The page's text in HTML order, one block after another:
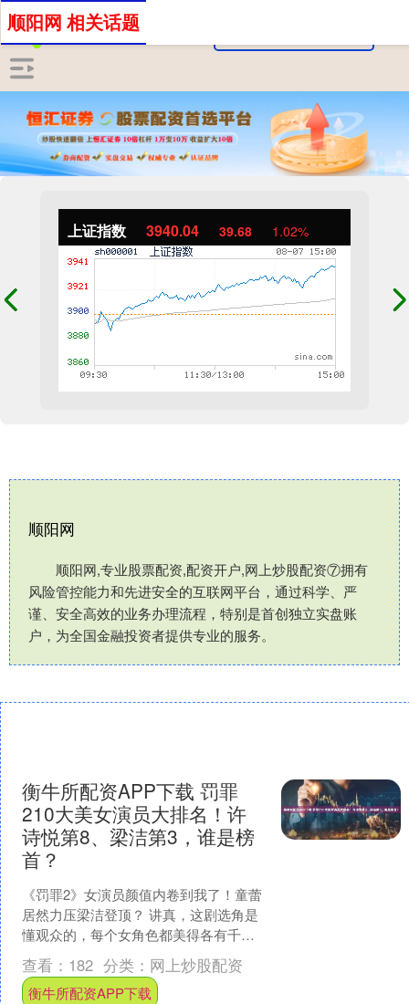
上证指数 3940.04 39.68 1.02%
顺阳网
顺阳网,专业股票配资,配资开户,网上炒股配资⑦拥有
风险管控能力和先进安全的互联网平台，通过科学、严
谨、安全高效的业务办理流程，特别是首创独立实盘账
户，为全国金融投资者提供专业的服务。
顺阳网 相关话题
衡牛所配资APP下载 罚罪
210大美女演员大排名！许
诗悦第8、梁洁第3，谁是榜
首？
《罚罪2》女演员颜值内卷到我了！童蕾
居然力压梁洁登顶？ 讲真，这剧选角是
懂观众的，每个女角色都美得各有千
秋。 段星羽演的徐丽是真让人心疼，戏
份不多但每次出场都扎....
查看： 182 分类： 网上炒股配资
衡牛所配资APP下载